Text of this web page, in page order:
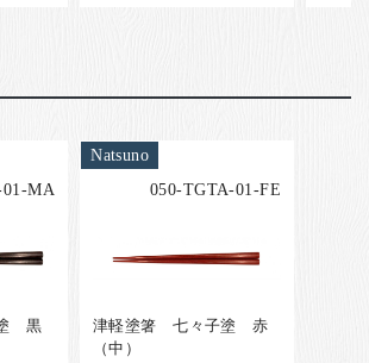
MA
黒
Natsuno
050-TGTA-01-FE
津軽塗箸 七々子塗 赤
（中）